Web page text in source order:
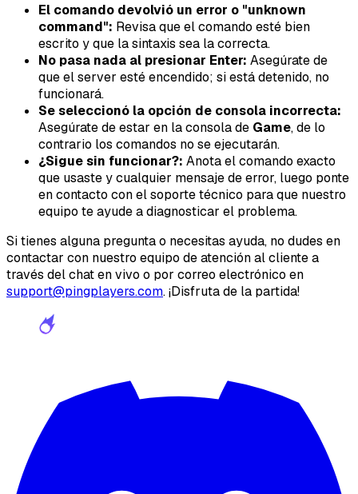
El comando devolvió un error o "unknown
command": Revisa que el comando esté bien
escrito y que la sintaxis sea la correcta.
No pasa nada al presionar Enter: Asegúrate de
que el server esté encendido; si está detenido, no
funcionará.
Se seleccionó la opción de consola incorrecta:
Asegúrate de estar en la consola de Game, de lo
contrario los comandos no se ejecutarán.
¿Sigue sin funcionar?: Anota el comando exacto
que usaste y cualquier mensaje de error, luego ponte
en contacto con el soporte técnico para que nuestro
equipo te ayude a diagnosticar el problema.
Si tienes alguna pregunta o necesitas ayuda, no dudes en
contactar con nuestro equipo de atención al cliente a
través del chat en vivo o por correo electrónico en
support@pingplayers.com. ¡Disfruta de la partida!